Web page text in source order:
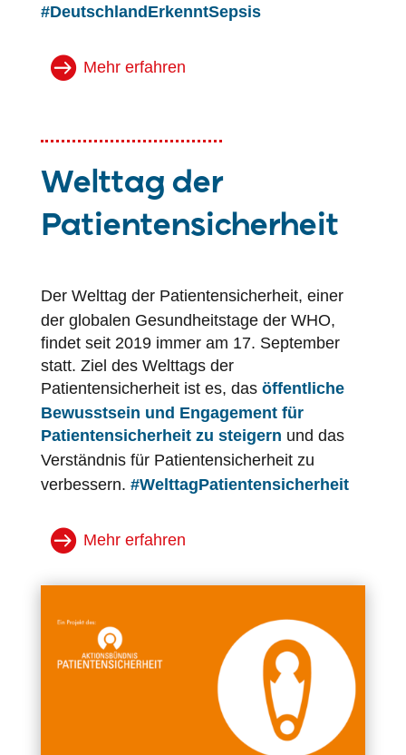
#DeutschlandErkenntSepsis
Mehr erfahren
Welttag der
Patientensicherheit
Der Welttag der Patientensicherheit, einer
der globalen Gesundheitstage der WHO,
findet seit 2019 immer am 17. September
statt. Ziel des Welttags der
Patientensicherheitist es, das öffentliche
Bewusstsein und Engagement für
Patientensicherheitzu steigern und das
Verständnis für Patientensicherheitzu
verbessern. #WelttagPatientensicherheit
Mehr erfahren